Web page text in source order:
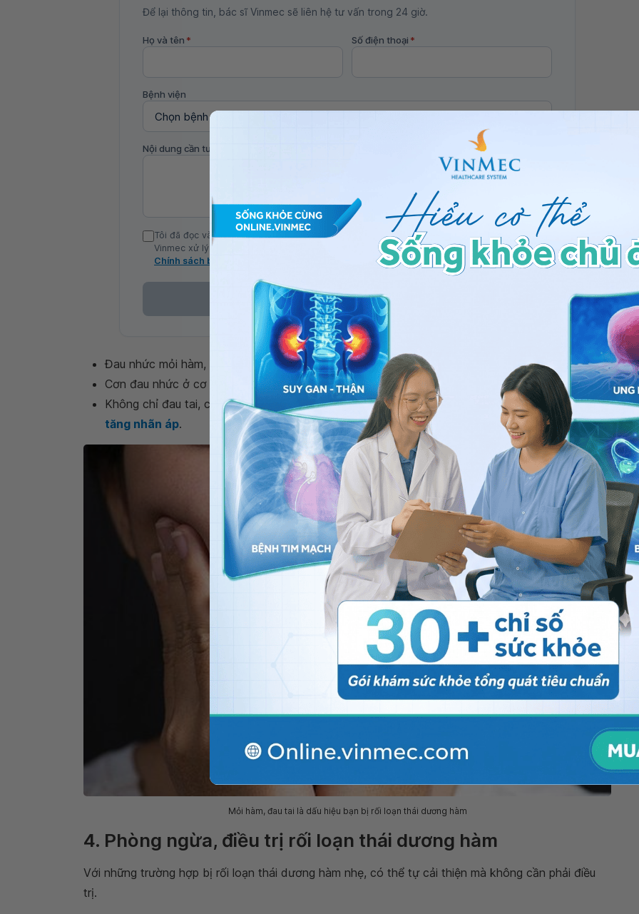
Để lại thông tin, bác sĩ Vinmec sẽ liên hệ tư vấn trong 24 giờ.
Họ và tên * Số điện thoại *
Bệnh viện
Nội dung cần tư vấn
Tôi đã đọc và đồng ý với Chính sách bảo vệ dữ liệu cá nhân của Vinmec và chấp thuận để
Vinmec xử lý DLCN của tôi theo quy định của pháp luật về bảo vệ DLCN.
Chính sách bảo mật
Đăng Ký
Đau nhức mỏi hàm, đặc biệt khi ngáp, mở miệng rộng hay nhai
Cơn đau nhức ở cơ hàm miệng lan tới đau tai
Không chỉ đau tai, cơn đau còn gây đau nhức đầu (hay bịđau nửa đầu
), đau mắt,
tăng nhãn áp.
Mỏi hàm, đau tai là dấu hiệu bạn bị rối loạn thái dương hàm
4. Phòng ngừa, điều trị rối loạn thái dương hàm
Với những trường hợp bị rối loạn thái dương hàm nhẹ, có thể tự cải thiện mà không cần phải điều
trị.